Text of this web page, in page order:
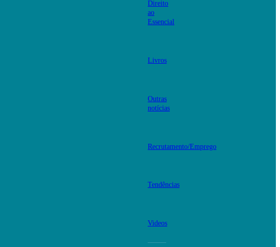
Direito
ao
Essencial
Livros
Outras
notícias
Recrutamento/Emprego
Tendências
Videos